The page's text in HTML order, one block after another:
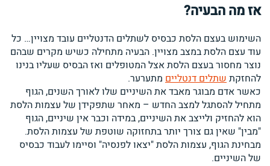
אז מה הבעיה?
השימוש בעצם הלסת כבסיס לשתלים הדנטליים עובד מצויין… כל
עוד עצם הלסת במצב מצויין. הבעיה מתחילה כשיש מקרים שבהם
נוצר מחסור בעצם הלסת אצל המטופלים ואז הבסיס שעליו בנינו
להחזקת שתלים דנטליים מתערער.
כאשר אדם מבוגר מאבד את השיניים שלו לאורך השנים, הגוף
מתחיל להסתגל למצב החדש – מאחר שתפקידן של עצמות הלסת
הוא להחזיק ולייצב את השיניים, במידה וכבר אין שיניים, הגוף
"מבין" שאין גם צורך יותר בתחזוקה שוטפת של עצמות הלסת.
מבחינת הגוף, עצמות הלסת "יצאו לפנסיה" וסיימו לעבוד כבסיס
של השיניים.